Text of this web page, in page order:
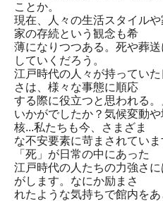
ことか。
現在、人々の生活スタイルや
家の存続という観念も希
薄になりつつある。死や葬
していくだろう。
江戸時代の人々が持ってい
さは、様々な事態に順応
する際に役立つと思われる。
いかがでしたか？気候変動や
核...私たちも今、さまざま
な不安要素に苛まされてい
「死」が日常の中にあった
江戸時代の人たちの力強さ
がします。なにか励まさ
れたような気持ちで館内をあ